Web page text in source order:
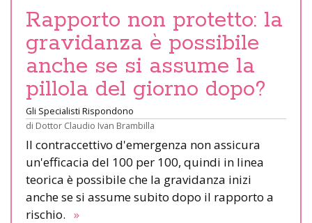
Rapporto non protetto: la
gravidanza è possibile
anche se si assume la
pillola del giorno dopo?
Gli Specialisti Rispondono
di Dottor Claudio Ivan Brambilla
Il contraccettivo d'emergenza non assicura
un'efficacia del 100 per 100, quindi in linea
teorica è possibile che la gravidanza inizi
anche se si assume subito dopo il rapporto a
rischio. »